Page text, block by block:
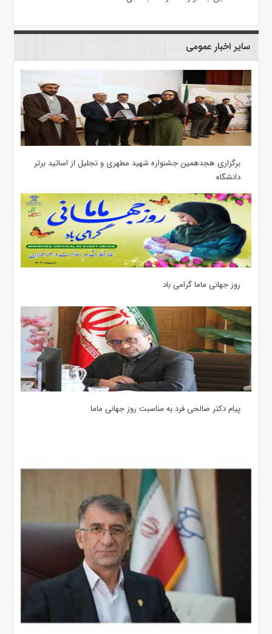
سایر اخبار عمومی
برگزاری هجدهمین جشنواره شهید مطهری و تجلیل از اساتید برتر
دانشگاه
روز جهانی ماما گرامی باد
پیام دکتر صالحی فرد به مناسبت روز جهانی ماما